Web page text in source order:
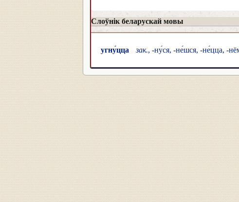
Слоўнік беларускай мовы
угну́цца зак., -ну́ся, -не́шся, -не́цца, -